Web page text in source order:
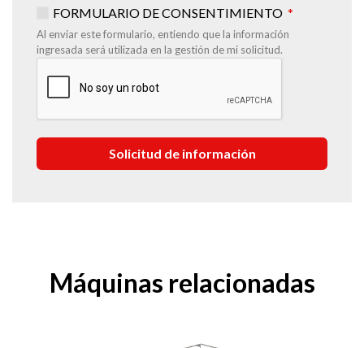
FORMULARIO DE CONSENTIMIENTO
Al enviar este formulario, entiendo que la información
ingresada será utilizada en la gestión de mi solicitud.
Máquinas relacionadas